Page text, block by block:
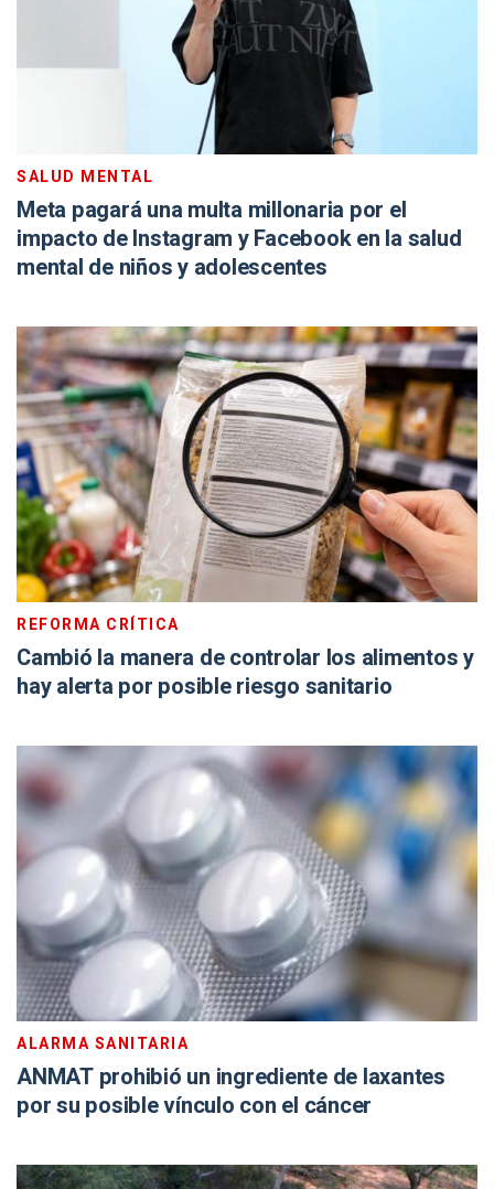
SALUD MENTAL
Meta pagará una multa millonaria por el
impacto de Instagram y Facebook en la salud
mental de niños y adolescentes
REFORMA CRÍTICA
Cambió la manera de controlar los alimentos y
hay alerta por posible riesgo sanitario
ALARMA SANITARIA
ANMAT prohibió un ingrediente de laxantes
por su posible vínculo con el cáncer